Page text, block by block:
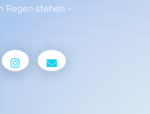
Regen stehen –